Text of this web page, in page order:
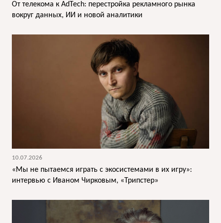
От телекома к AdTech: перестройка рекламного рынка
вокруг данных, ИИ и новой аналитики
10.07.2026
«Мы не пытаемся играть с экосистемами в их игру»:
интервью с Иваном Чирковым, «Трипстер»